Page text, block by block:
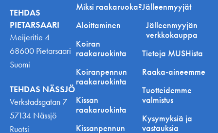
TEHDAS
PIETARSAARI
Meijeritie 4
68600 Pietarsaari
Suomi
TEHDAS NÄSSJÖ
Verkstadsgatan 7
57134 Nässjö
Ruotsi
Miksi raakaruoka?
Aloittaminen
Koiran
raakaruokinta
Koiranpennun
raakaruokinta
Kissan
raakaruokinta
Kissanpennun
Jälleenmyyjät
Jälleenmyyjän
verkkokauppa
Tietoja MUSHista
Raaka-aineemme
Tuotteidemme
valmistus
Kysymyksiä ja
vastauksia